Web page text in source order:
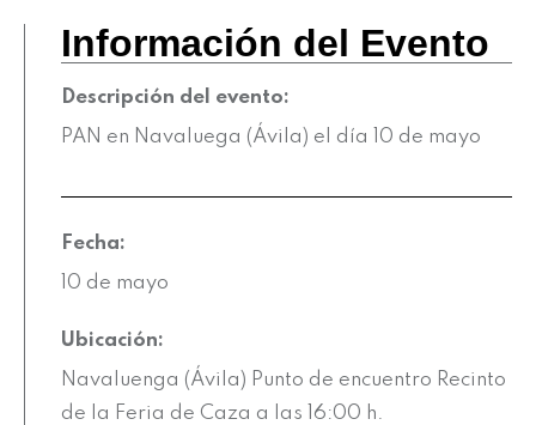
Información del Evento
Descripción del evento:
PAN en Navaluega (Ávila) el día 10 de mayo
Fecha:
10 de mayo
Ubicación:
Navaluenga (Ávila) Punto de encuentro Recinto
de la Feria de Caza a las 16:00 h.